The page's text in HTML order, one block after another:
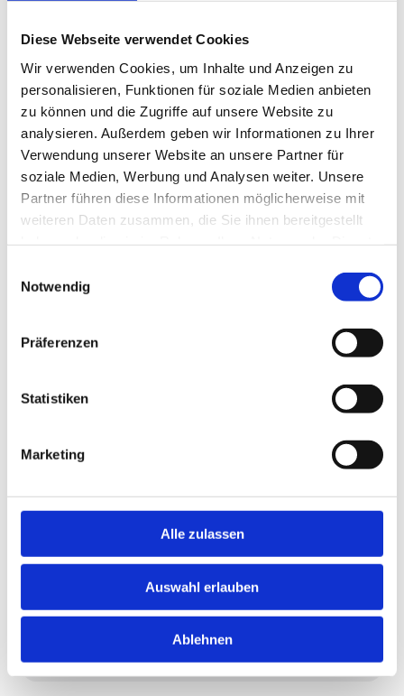
Diese Webseite verwendet Cookies
Wir verwenden Cookies, um Inhalte und Anzeigen zu
personalisieren, Funktionen für soziale Medien anbieten
zu können und die Zugriffe auf unsere Website zu
analysieren. Außerdem geben wir Informationen zu Ihrer
Verwendung unserer Website an unsere Partner für
soziale Medien, Werbung und Analysen weiter. Unsere
Partner führen diese Informationen möglicherweise mit
weiteren Daten zusammen, die Sie ihnen bereitgestellt
Notwendig
Präferenzen
Statistiken
Marketing
Alle zulassen
Auswahl erlauben
Ablehnen
Seeblick, Ulmen
4 Wochen
Berenbach
Gerontopsychiatrische
Pflegefachkraft (m/w/d) Senioren-
4 Wochen
Pflegehilfskraft (m/w/d) Senioren-
Hildegard von Bingen Senioren-Zentren
Reinigungskraft (m/w/d) Senioren-
Zentrum Seeblick
Hildegard von Bingen Senioren-Zentren